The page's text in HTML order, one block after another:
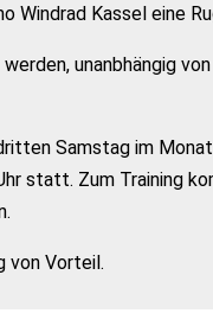
Windrad Kassel eine
unanbhängig
Samstag im
statt. Zum Training
von Vorteil.